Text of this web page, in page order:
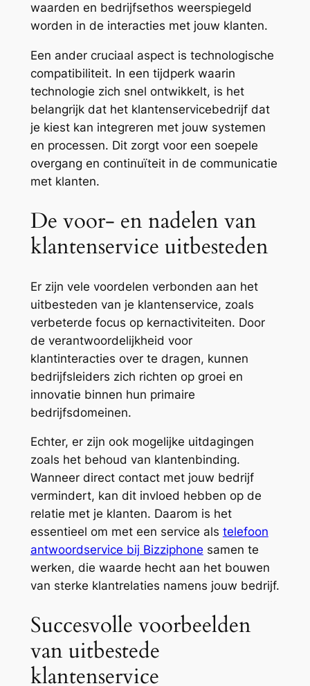
waarden en bedrijfsethos weerspiegeld
worden in de interacties met jouw klanten.
Een ander cruciaal aspect is technologische
compatibiliteit. In een tijdperk waarin
technologie zich snel ontwikkelt, is het
belangrijk dat het klantenservicebedrijf dat
je kiest kan integreren met jouw systemen
en processen. Dit zorgt voor een soepele
overgang en continuïteit in de communicatie
met klanten.
De voor- en nadelen van
klantenservice uitbesteden
Er zijn vele voordelen verbonden aan het
uitbesteden van je klantenservice, zoals
verbeterde focus op kernactiviteiten. Door
de verantwoordelijkheid voor
klantinteracties over te dragen, kunnen
bedrijfsleiders zich richten op groei en
innovatie binnen hun primaire
bedrijfsdomeinen.
Echter, er zijn ook mogelijke uitdagingen
zoals het behoud van klantenbinding.
Wanneer direct contact met jouw bedrijf
vermindert, kan dit invloed hebben op de
relatie met je klanten. Daarom is het
essentieel om met een service als telefoon
antwoordservice bij Bizziphone samen te
werken, die waarde hecht aan het bouwen
van sterke klantrelaties namens jouw bedrijf.
Succesvolle voorbeelden
van uitbestede
klantenservice